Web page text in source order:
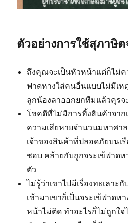
ตัวอย่างการใช้สุภาษิต
ถึงคุณจะเป็นหัวหน้าแต่ก็ไม่ค
ฟาดหางใส่คนอื่นแบบไม่มีเห
ลูกน้องลาออกยกทีมแล้วคุรจ
โชคดีที่ไม่มีการทิ้งสินค้าจาก
ความเสียหายจำนวนมหาศา
เจ้าของสินค้าที่ปลอดภัยบนเ
ชอบ คล้ายกับถูกจระเข้ฟาดห
ตัว
ไม่รู้ว่าเขาไปมีเรื่องทะเลาะ
เช้ามาเขาก็เป็นจระเข้ฟาดห
หน้าไม่ติด ทำอะไรก็ไม่ถูกใจ